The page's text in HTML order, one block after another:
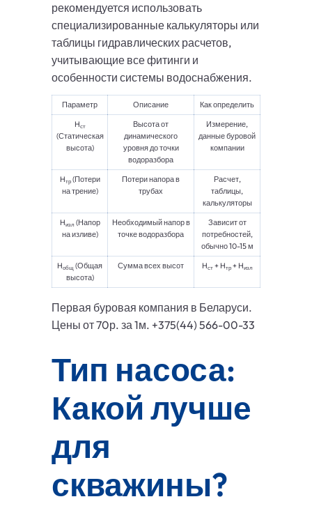
рекомендуется использовать
специализированные калькуляторы или
таблицы гидравлических расчетов,
учитывающие все фитинги и
особенности системы водоснабжения.
Параметр Описание
Как определить
Hст
(Статическая
высота)
Высота от
динамического
уровня до точки
водоразбора
Измерение,
данные буровой
компании
Hтр(Потери
на трение)
Потери напора в
трубах
Расчет,
таблицы,
калькуляторы
Hизл (Напор
на изливе)
Необходимый напор в
точке водоразбора
Зависит от
потребностей,
обычно 10-15 м
Hобщ (Общая
высота)
Сумма всех высот Hст+ Hтр+ Hизл
Первая буровая компания в Беларуси.
Цены от 70р. за 1м. +375(44) 566-00-33
Тип насоса:
Какой лучше
для
скважины?